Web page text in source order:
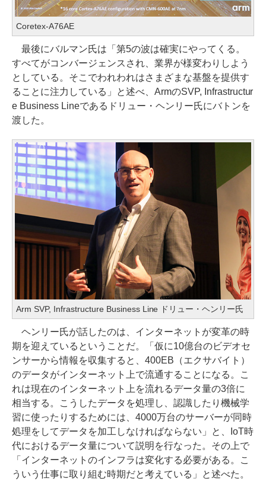
Coretex-A76AE
最後にバルマン氏は「第5の波は確実にやってくる。
すべてがコンバージェンスされ、業界が様変わりしよう
としている。そこでわれわれはさまざまな基盤を提供す
ることに注力している」と述べ、ArmのSVP, Infrastructur
e Business Lineであるドリュー・ヘンリー氏にバトンを
渡した。
Arm SVP, Infrastructure Business Line ドリュー・ヘンリー氏
ヘンリー氏が話したのは、インターネットが変革の時
期を迎えているということだ。「仮に10億台のビデオセ
ンサーから情報を収集すると、400EB（エクサバイト）
のデータがインターネット上で流通することになる。こ
れは現在のインターネット上を流れるデータ量の3倍に
相当する。こうしたデータを処理し、認識したり機械学
習に使ったりするためには、4000万台のサーバーが同時
処理をしてデータを加工しなければならない」と、IoT時
代におけるデータ量について説明を行なった。その上で
「インターネットのインフラは変化する必要がある。こ
ういう仕事に取り組む時期だと考えている」と述べた。